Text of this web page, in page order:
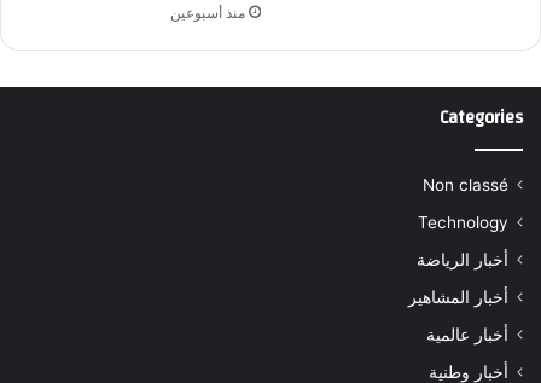
منذ أسبوعين
Categories
Non classé
Technology
أخبار الرياضة
أخبار المشاهير
أخبار عالمية
أخبار وطنية